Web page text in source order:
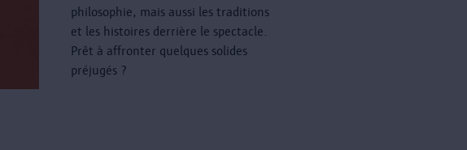
philosophie, mais aussi les traditions
et les histoires derrière le spectacle.
Prêt à affronter quelques solides
préjugés ?